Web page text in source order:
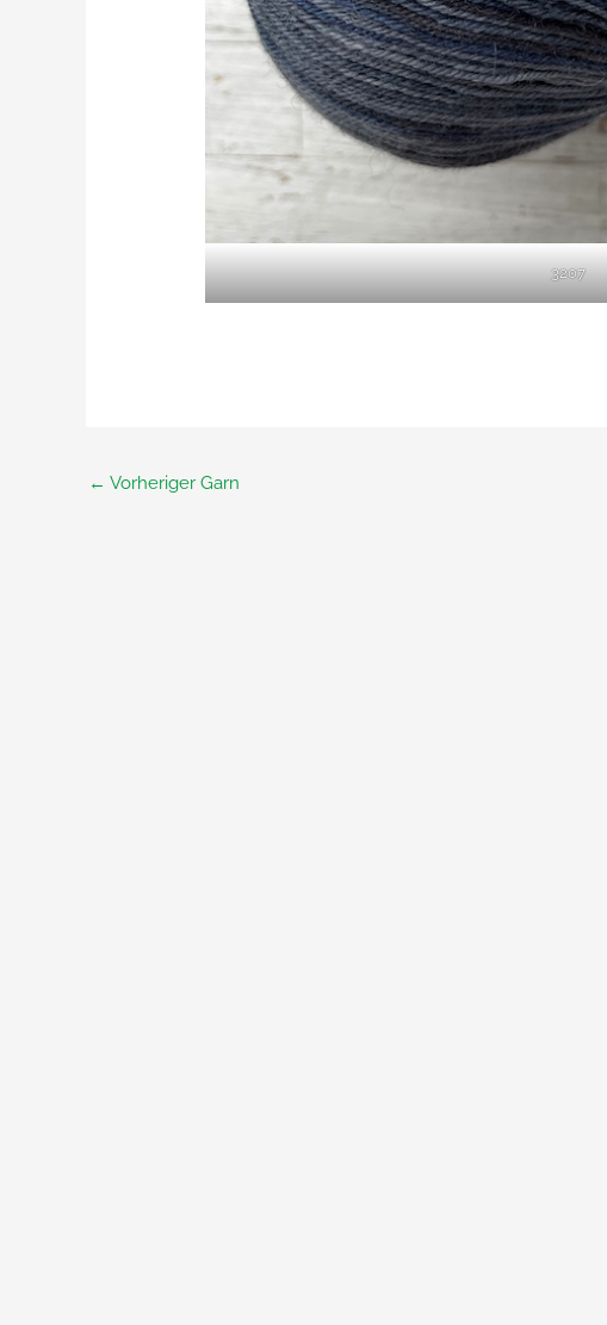
3207
← Vorheriger Garn